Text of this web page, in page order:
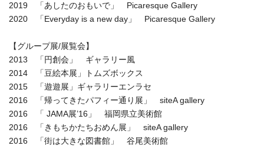
2019 「あしたのおもいで」 Picaresque Gallery
2020 「Everyday is a new day」 Picaresque Gallery
【グループ展/展覧会】
2013 「円創会」 ギャラリー風
2014 「豆絵本展」トムズボックス
2015 「遊遊展」ギャラリーエンラセ
2016 「帰ってきたパフィー通り展」 siteA gallery
2016 「 JAMA展’16」 福岡県立美術館
2016 「きもちかたちおめん展」 siteA gallery
2016 「街は大きな図書館」 谷尾美術館